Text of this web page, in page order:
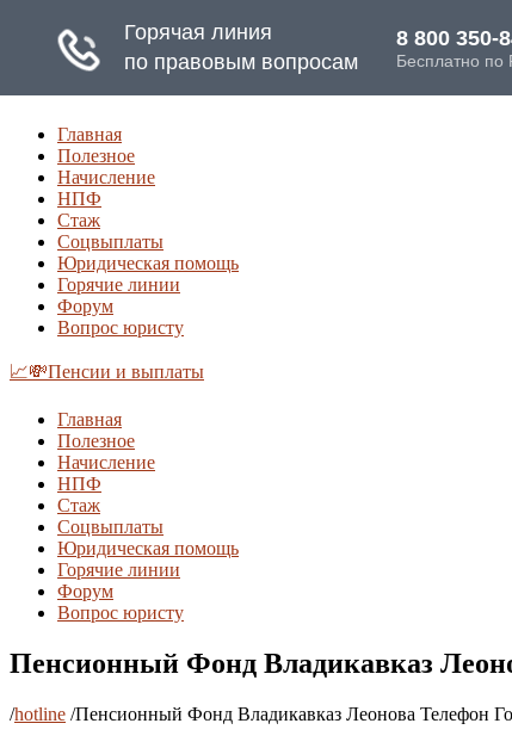
Главная
Полезное
Начисление
НПФ
Стаж
Соцвыплаты
Юридическая помощь
Горячие линии
Форум
Вопрос юристу
📈💸Пенсии и выплаты
Главная
Полезное
Начисление
НПФ
Стаж
Соцвыплаты
Юридическая помощь
Горячие линии
Форум
Вопрос юристу
Пенсионный Фонд Владикавказ
/hotline /Пенсионный Фонд Владикавказ Леонова Телефон